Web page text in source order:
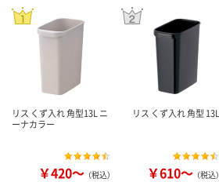
リス くず入れ 角型13L ニ
ーナカラー
￥420～ （税込）
リス くず入れ 角型 13L
￥610～ （税込）